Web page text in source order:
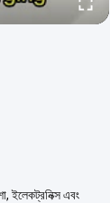
ইলেকট্রনিক্স এবং